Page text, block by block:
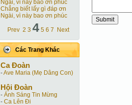
Ngài, vì này bao ơn phúc
Chẳng biết lấy gì đáp ơn
Ngài, vì này bao ơn phúc
Prev 2 3 4 5 6 7 Next
Các Trang Khác
Ca Ðoàn
-Ave Maria (Mẹ Dâng Con)
Hội Ðoàn
- Ánh Sáng Tin Mừng
- Ca Lên Đi